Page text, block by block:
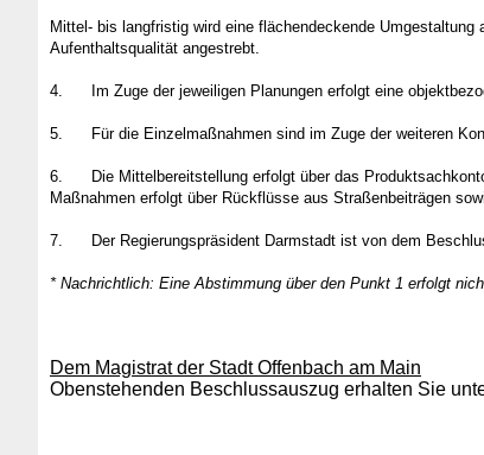
Mittel- bis langfristig wird eine flächendeckende
Aufenthaltsqualität angestrebt.
4. Im Zuge der jeweiligen Planungen erfolgt eine
5. Für die Einzelmaßnahmen sind im Zuge der weiteren
6.
Die Mittelbereitstellung erfolgt über das
Maßnahmen erfolgt über Rückflüsse aus Straßenbeiträgen
7. Der Regierungspräsident Darmstadt ist von dem
* Nachrichtlich: Eine Abstimmung über den Punkt 1 erfolgt
Dem Magistrat der Stadt Offenbach am Main
Obenstehenden Beschlussauszug erhalten Sie